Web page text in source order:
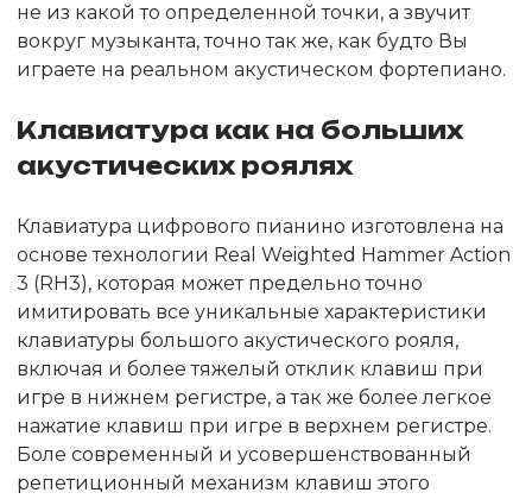
не из какой то определенной точки, а звучит
вокруг музыканта, точно так же, как будто Вы
играете на реальном акустическом фортепиано.
Клавиатура как на больших
акустических роялях
Клавиатура цифрового пианино изготовлена на
основе технологии Real Weighted Hammer Action
3 (RH3), которая может предельно точно
имитировать все уникальные характеристики
клавиатуры большого акустического рояля,
включая и более тяжелый отклик клавиш при
игре в нижнем регистре, а так же более легкое
нажатие клавиш при игре в верхнем регистре.
Боле современный и усовершенствованный
репетиционный механизм клавиш этого